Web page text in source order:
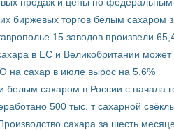
биржевых торгов белым сахаром
15 заводов произвели
в ЕС и Великобритании
на сахар в июле вырос на 5,6%
белым сахаром в России с начала
500 тыс. т сахарной
сахара за шесть